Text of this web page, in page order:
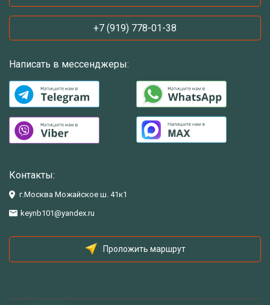
+7 (919) 778-01-38
Написать в мессенджеры:
Контакты:
г.Москва Можайское ш. 41к1
keynb101@yandex.ru
Проложить маршрут